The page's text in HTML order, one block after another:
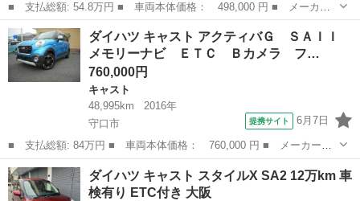
■ 支払総額: 54.8万円 ■ 車両本体価格： 498,000 円 ■ メーカー
名： ダイハツ ■ 車種名： キャスト ■ グレード名： スタイル
Ｇ ＳＡＩＩ １５ＡＷ ナビ 地デジ ＤＶＤ／ＣＤ Ｂｌｕｅｔ
ｏｏｔｈ バ...
兵庫 加古郡 キャスト
ダイハツ キャスト アクティバＧ ＳＡＩＩ
メモリーナビ ＥＴＣ Ｂカメラ フ…
760,000円
キャスト
48,995km
2016年
守口市
提携サイト 6月7日
■ 支払総額: 84万円 ■ 車両本体価格： 760,000 円 ■ メーカー
名： ダイハツ ■ 車種名： キャスト ■ グレード名： アクティ
バＧ ＳＡＩＩ メモリーナビ ＥＴＣ Ｂカメラ フォグ ステリ
モ ＬＥＤライト...
大阪 守口市 キャスト
ダイハツ キャスト スタイルX SA2 12万km 車
検有り ETC付き 大阪